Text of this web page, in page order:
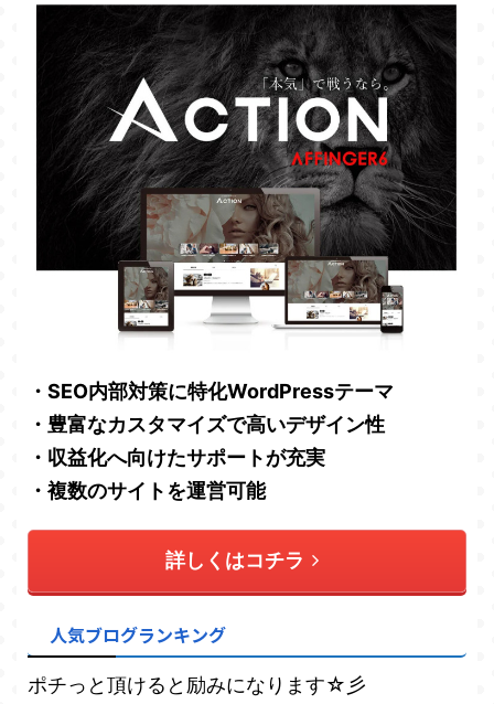
・SEO内部対策に特化WordPressテーマ
・豊富なカスタマイズで高いデザイン性
・収益化へ向けたサポートが充実
・複数のサイトを運営可能
詳しくはコチラ
人気ブログランキング
ポチっと頂けると励みになります☆彡